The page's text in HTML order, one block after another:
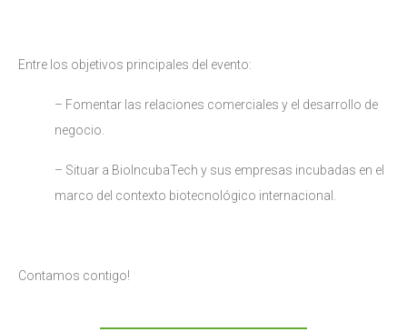
Entre los objetivos principales del evento:
– Fomentar las relaciones comerciales y el desarrollo de
negocio.
– Situar a BioIncubaTech y sus empresas incubadas en el
marco del contexto biotecnológico internacional.
Contamos contigo!